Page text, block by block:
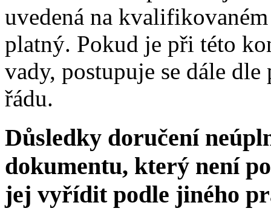
uvedená na
platný. Pokud je při této
vady, postupuje se dále
řádu.
Důsledky doručení
dokumentu, který není
jej vyřídit podle jiného